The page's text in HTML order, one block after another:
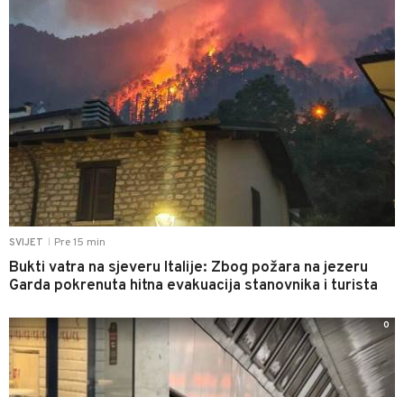
SVIJET Pre 15 min
Bukti vatra na sjeveru Italije: Zbog požara na jezeru
Garda pokrenuta hitna evakuacija stanovnika i turista
0